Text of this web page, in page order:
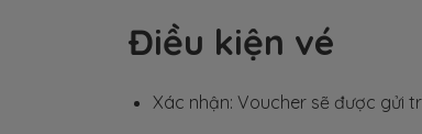
Điều kiện vé
Xác nhận: Voucher sẽ được gửi